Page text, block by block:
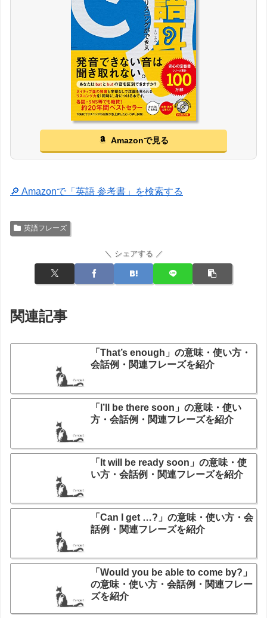
Amazonで見る
🔎 Amazonで「英語 参考書」を検索する
英語フレーズ
＼ シェアする ／
関連記事
「That’s enough」の意味・使い方・
会話例・関連フレーズを紹介
「I’ll be there soon」の意味・使い
方・会話例・関連フレーズを紹介
「It will be ready soon」の意味・使
い方・会話例・関連フレーズを紹介
「Can I get …?」の意味・使い方・会
話例・関連フレーズを紹介
「Would you be able to come by?」
の意味・使い方・会話例・関連フレー
ズを紹介